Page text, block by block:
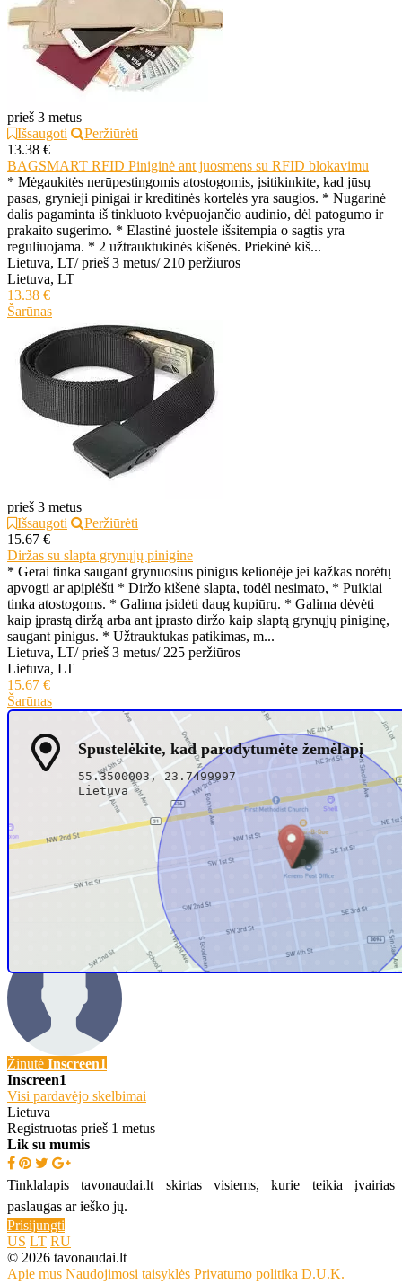
prieš 3 metus
Išsaugoti
Peržiūrėti
13.38 €
BAGSMART RFID Piniginė ant juosmens su RFID blokavimu
* Mėgaukitės nerūpestingomis atostogomis, įsitikinkite, kad jūsų
pasas, grynieji pinigai ir kreditinės kortelės yra saugios. * Nugarinė
dalis pagaminta iš tinkluoto kvėpuojančio audinio, dėl patogumo ir
prakaito sugerimo. * Elastinė juostele išsitempia o sagtis yra
reguliuojama. * 2 užtrauktukinės kišenės. Priekinė kiš...
Lietuva, LT/ prieš 3 metus/ 210 peržiūros
Lietuva, LT
13.38 €
Šarūnas
prieš 3 metus
Išsaugoti
Peržiūrėti
15.67 €
Diržas su slapta grynųjų pinigine
* Gerai tinka saugant grynuosius pinigus kelionėje jei kažkas norėtų
apvogti ar apiplėšti * Diržo kišenė slapta, todėl nesimato, * Puikiai
tinka atostogoms. * Galima įsidėti daug kupiūrų. * Galima dėvėti
kaip įprastą diržą arba ant įprasto diržo kaip slaptą grynųjų piniginę,
saugant pinigus. * Užtrauktukas patikimas, m...
Lietuva, LT/ prieš 3 metus/ 225 peržiūros
Lietuva, LT
15.67 €
Šarūnas
Spustelėkite, kad parodytumėte žemėlapį
55.3500003, 23.7499997
Lietuva
+3706766xxxx
Žinutė Inscreen1
Inscreen1
Visi pardavėjo skelbimai
Lietuva
Registruotas prieš 1 metus
Lik su mumis
Tinklalapis tavonaudai.lt skirtas visiems, kurie teikia įvairias
paslaugas ar ieško jų.
Prisijungti
US LT RU
© 2026 tavonaudai.lt
Apie mus Naudojimosi taisyklės Privatumo politika D.U.K.